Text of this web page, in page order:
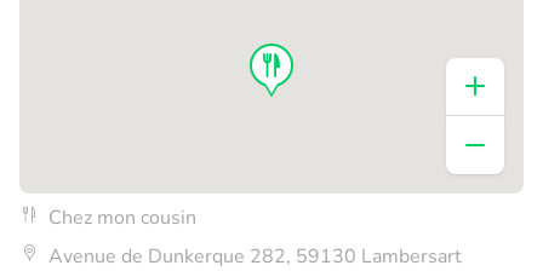
Chez mon cousin
Avenue de Dunkerque 282, 59130 Lambersart